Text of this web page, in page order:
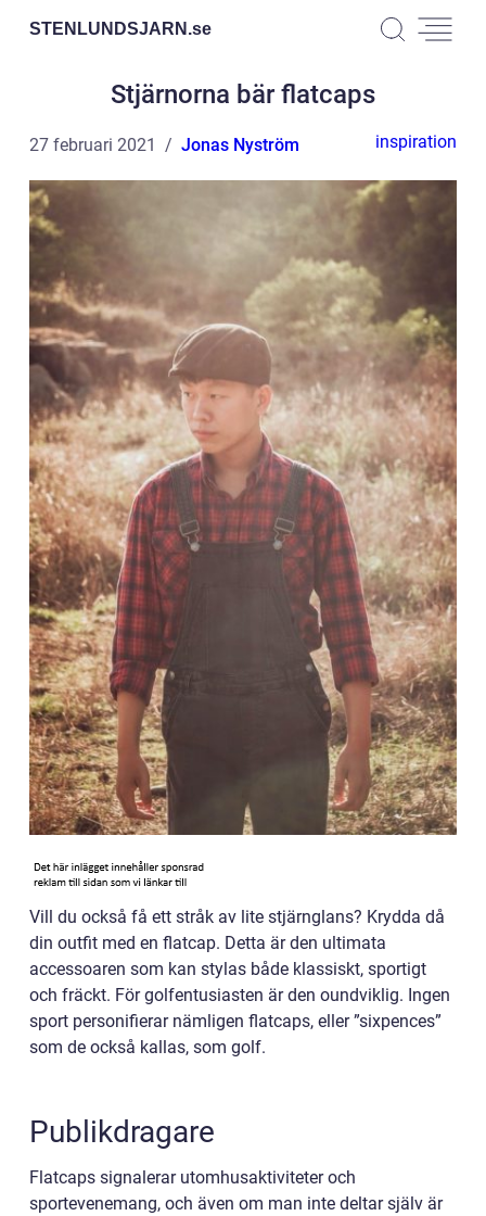
STENLUNDSJARN.se
Stjärnorna bär flatcaps
27 februari 2021 Jonas Nyström inspiration
Vill du också få ett stråk av lite stjärnglans? Krydda då
din outfit med en flatcap. Detta är den ultimata
accessoaren som kan stylas både klassiskt, sportigt
och fräckt. För golfentusiasten är den oundviklig. Ingen
sport personifierar nämligen flatcaps, eller ”sixpences”
som de också kallas, som golf.
Publikdragare
Flatcaps signalerar utomhusaktiviteter och
sportevenemang, och även om man inte deltar själv är